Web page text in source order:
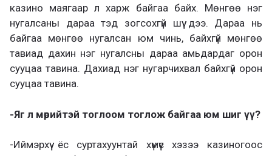
казино маягаар л харж байгаа байх. Мөнгөө нэг
нугалсаны дараа тэд зогсохгүй шүү дээ. Дараа нь
байгаа мөнгөө нугалсан юм чинь, байхгүй мөнгөө
тавиад дахин нэг нугалсны дараа амьдардаг орон
сууцаа тавина. Дахиад нэг нугарчихвал байхгүй орон
сууцаа тавина.
-Яг л мөрийтэй тоглоом тоглож байгаа юм шиг үү?
-Иймэрхүү ёс суртахуунтай хүмүүс хэзээ казиногоос